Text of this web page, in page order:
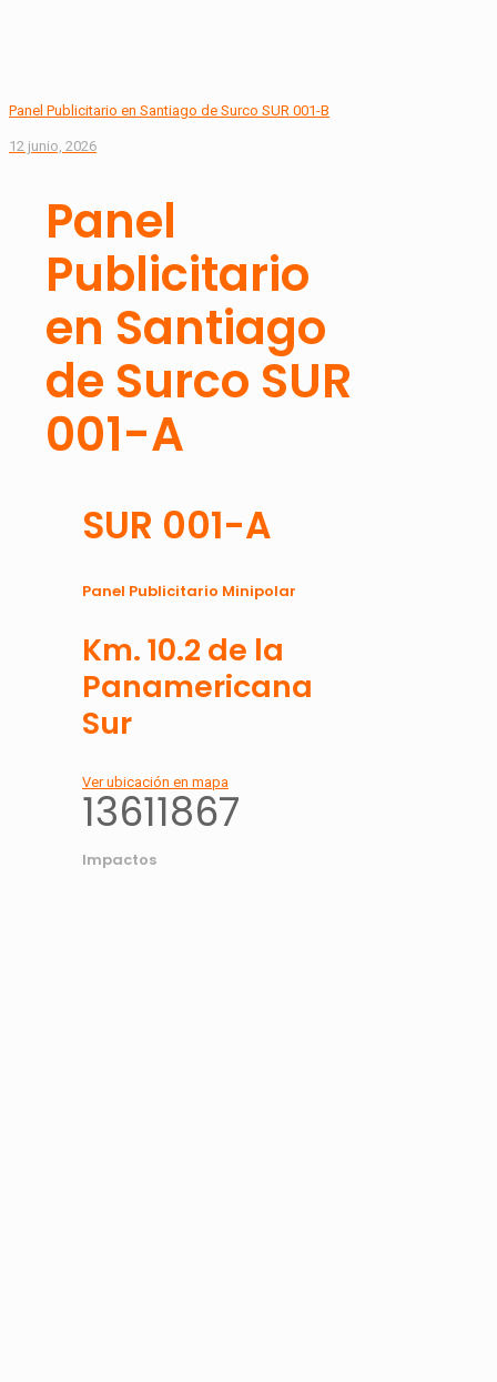
Panel Publicitario en Santiago de Surco SUR 001-B
12 junio, 2026
Panel
Publicitario
en Santiago
de Surco SUR
001-A
SUR 001-A
Panel Publicitario Minipolar
Km. 10.2 de la
Panamericana
Sur
Ver ubicación en mapa
13611867
Impactos